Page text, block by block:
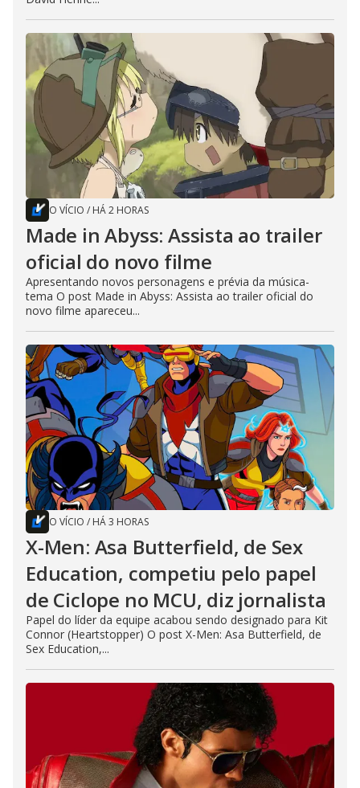
O VÍCIO / HÁ 2 HORAS
Made in Abyss: Assista ao trailer
oficial do novo filme
Apresentando novos personagens e prévia da música-
tema O post Made in Abyss: Assista ao trailer oficial do
novo filme apareceu...
O VÍCIO / HÁ 3 HORAS
X-Men: Asa Butterfield, de Sex
Education, competiu pelo papel
de Ciclope no MCU, diz jornalista
Papel do líder da equipe acabou sendo designado para Kit
Connor (Heartstopper) O post X-Men: Asa Butterfield, de
Sex Education,...